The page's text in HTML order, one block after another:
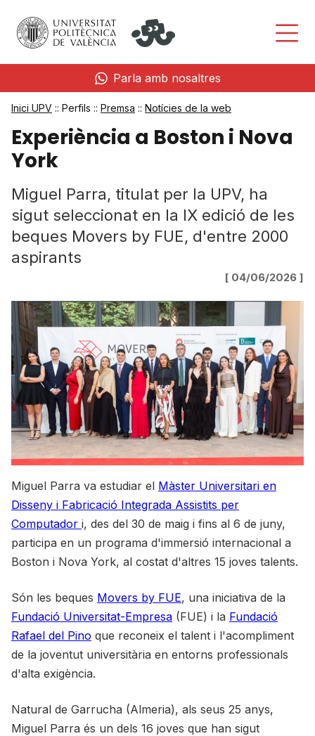
Parla amb nosaltres
Inici UPV :: Perfils :: Premsa :: Notícies de la web
Experiència a Boston i Nova
York
Miguel Parra, titulat per la UPV, ha
sigut seleccionat en la IX edició de les
beques Movers by FUE, d'entre 2000
aspirants
[ 04/06/2026 ]
Miguel Parra va estudiar el Màster Universitari en
Disseny i Fabricació Integrada Assistits per
Computador i, des del 30 de maig i fins al 6 de juny,
participa en un programa d'immersió internacional a
Boston i Nova York, al costat d'altres 15 joves talents.
Són les beques Movers by FUE, una iniciativa de la
Fundació Universitat-Empresa (FUE) i la Fundació
Rafael del Pino que reconeix el talent i l'acompliment
de la joventut universitària en entorns professionals
d'alta exigència.
Natural de Garrucha (Almeria), als seus 25 anys,
Miguel Parra és un dels 16 joves que han sigut